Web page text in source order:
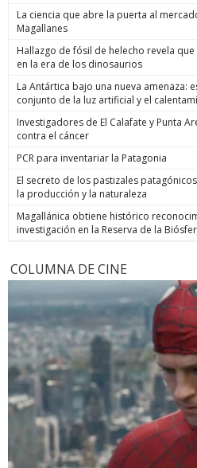
La ciencia que abre la puerta al
Magallanes
Hallazgo de fósil de helecho revela
en la era de los dinosaurios
La Antártica bajo una nueva amenaza:
conjunto de la luz artificial y el
Investigadores de El Calafate y Punta
contra el cáncer
PCR para inventariar la Patagonia
El secreto de los pastizales
la producción y la naturaleza
Magallánica obtiene histórico
investigación en la Reserva de la
COLUMNA DE CINE